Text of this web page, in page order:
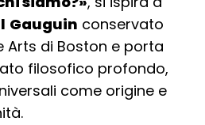
Gauguin conservato
Arts di Boston e porta
filosofico profondo,
come origine e